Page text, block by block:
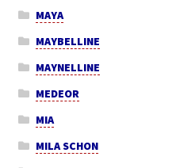
MAYA
MAYBELLINE
MAYNELLINE
MEDEOR
MIA
MILA SCHON